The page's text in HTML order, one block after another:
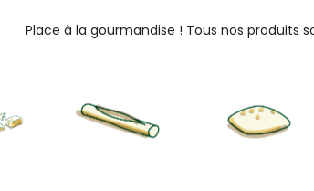
Place à la gourmandise ! Tous nos produits